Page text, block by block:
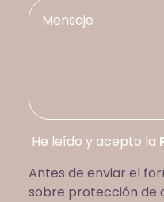
He leído y acepto la
Antes de enviar el
sobre protección de